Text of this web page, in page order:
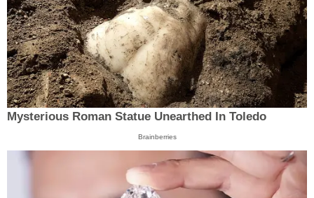
Mysterious Roman Statue Unearthed In Toledo
Brainberries